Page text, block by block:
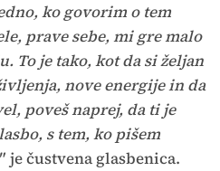
ko govorim o tem
prave sebe, mi gre malo
To je tako, kot da si željan
nove energije in da
poveš naprej, da ti je
s tem, ko pišem
je čustvena glasbenica.